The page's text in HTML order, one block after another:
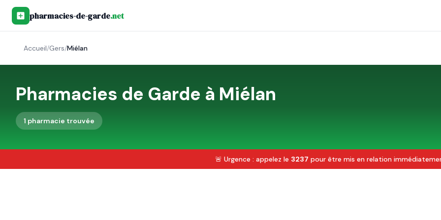
pharmacies-de-garde.net
Accueil/Gers/Miélan
Pharmacies de Garde à Miélan
1 pharmacie trouvée
🚨 Urgence : appelez le 3237 pour être mis en relation